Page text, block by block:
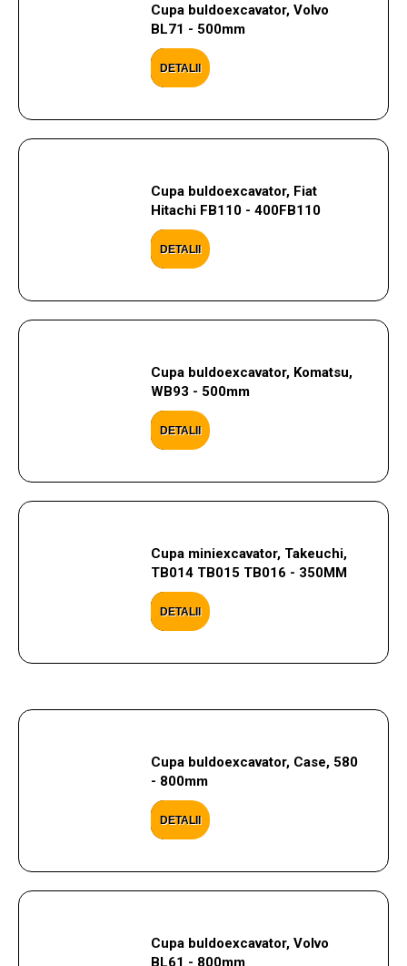
Cupa buldoexcavator, Volvo
BL71 - 500mm
DETALII
Cupa buldoexcavator, Fiat
Hitachi FB110 - 400FB110
DETALII
Cupa buldoexcavator, Komatsu,
WB93 - 500mm
DETALII
Cupa miniexcavator, Takeuchi,
TB014 TB015 TB016 - 350MM
DETALII
Cupa buldoexcavator, Case, 580
- 800mm
DETALII
Cupa buldoexcavator, Volvo
BL61 - 800mm